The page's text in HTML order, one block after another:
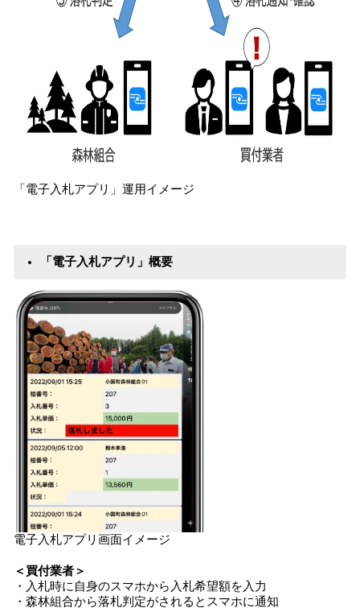
「電子入札アプリ」運用イメージ
「電子入札アプリ」概要
電子入札アプリ画面イメージ
＜ 買付業者＞
・入札時に自身のスマホから入札希望額を入力
・森林組合から落札判定がされるとスマホに通知